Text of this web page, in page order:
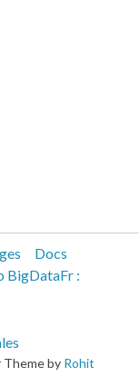
Docs
BigDataFr :
Theme by Rohit